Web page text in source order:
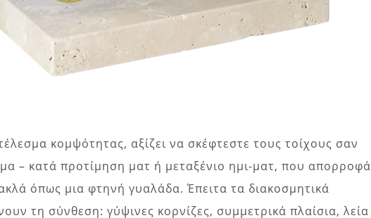
κομψότητας, αξίζει να σκέφτεστε τους τοίχους σαν
– κατά προτίμηση ματ ή μεταξένιο ημι-ματ, που απορροφά
όπως μια φτηνή γυαλάδα. Έπειτα τα διακοσμητικά
τη σύνθεση: γύψινες κορνίζες, συμμετρικά πλαίσια, λεία